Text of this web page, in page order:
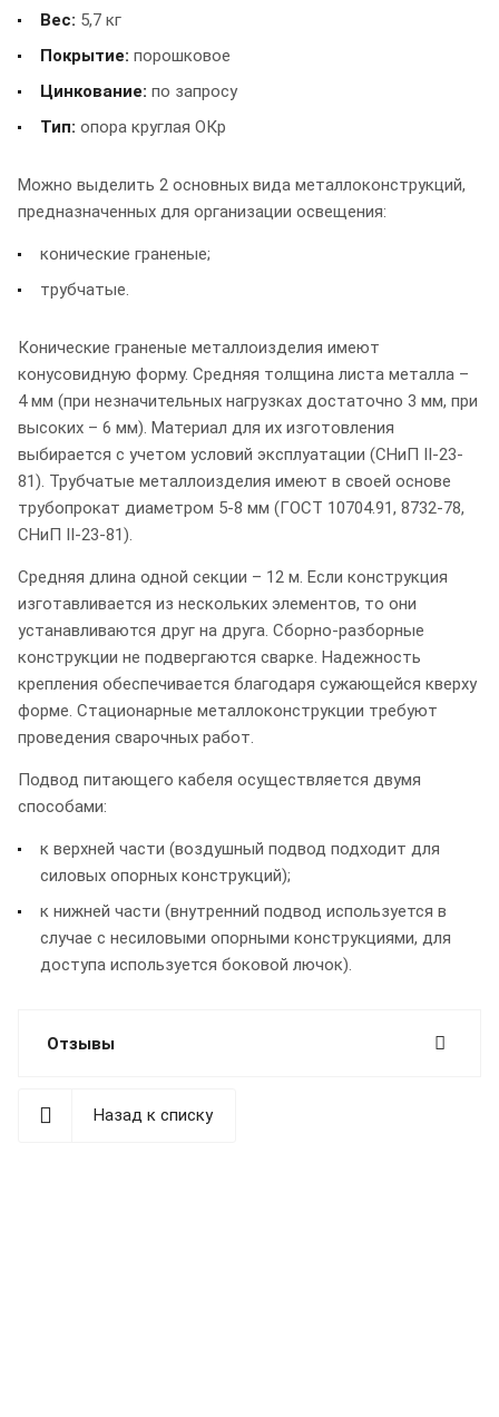
Вес: 5,7 кг
Покрытие: порошковое
Цинкование: по запросу
Тип: опора круглая ОКр
Можно выделить 2 основных вида металлоконструкций,
предназначенных для организации освещения:
конические граненые;
трубчатые.
Конические граненые металлоизделия имеют
конусовидную форму. Средняя толщина листа металла –
4 мм (при незначительных нагрузках достаточно 3 мм, при
высоких – 6 мм). Материал для их изготовления
выбирается с учетом условий эксплуатации (СНиП II-23-
81). Трубчатые металлоизделия имеют в своей основе
трубопрокат диаметром 5-8 мм (ГОСТ 10704.91, 8732-78,
СНиП II-23-81).
Средняя длина одной секции – 12 м. Если конструкция
изготавливается из нескольких элементов, то они
устанавливаются друг на друга. Сборно-разборные
конструкции не подвергаются сварке. Надежность
крепления обеспечивается благодаря сужающейся кверху
форме. Стационарные металлоконструкции требуют
проведения сварочных работ.
Подвод питающего кабеля осуществляется двумя
способами:
к верхней части (воздушный подвод подходит для
силовых опорных конструкций);
к нижней части (внутренний подвод используется в
случае с несиловыми опорными конструкциями, для
доступа используется боковой лючок).
Отзывы
Назад к списку